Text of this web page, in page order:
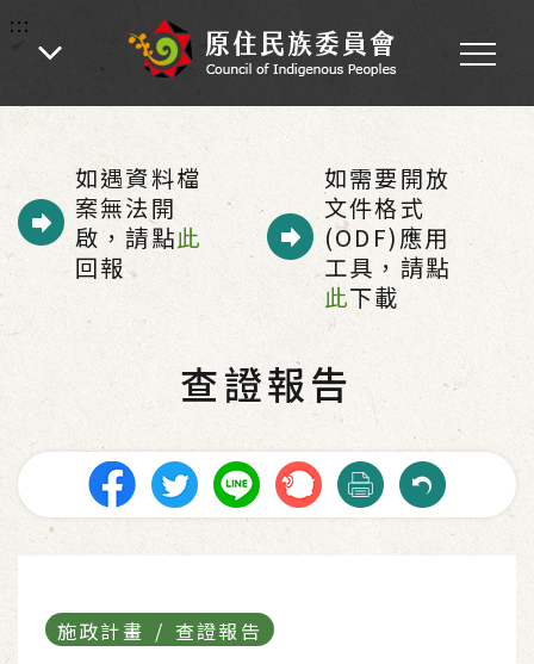
:::
:::
首頁 - 認識本會 - 施政計畫 查證報告
如遇資料檔
案無法開
啟，請點此
回報
如需要開放
文件格式
(ODF)應用
工具，請點
此下載
查證報告
施政計畫 / 查證報告